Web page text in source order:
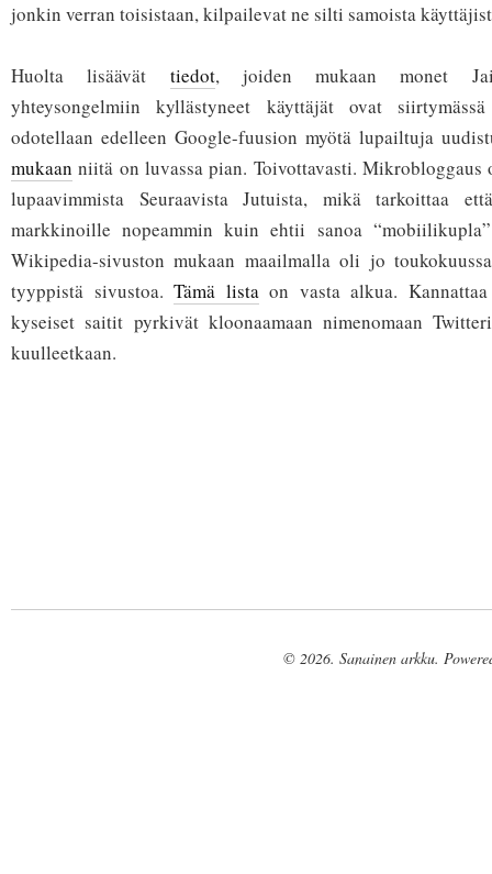
jonkin verran toisistaan, kilpailevat ne silti samoista
Huolta lisäävät tiedot, joiden mukaan monet
yhteysongelmiin kyllästyneet käyttäjät ovat
odotellaan edelleen Google-fuusion myötä lupailtuja
mukaan niitä on luvassa pian. Toivottavasti. Mikrobloggaus
lupaavimmista Seuraavista Jutuista, mikä tarkoittaa
markkinoille nopeammin kuin ehtii sanoa
Wikipedia-sivuston mukaan maailmalla oli jo
tyyppistä sivustoa. Tämä listaon vasta alkua. Kannattaa
kyseiset saitit pyrkivät kloonaamaan nimenomaan
kuulleetkaan.
© 2026. Sanainen arkku.